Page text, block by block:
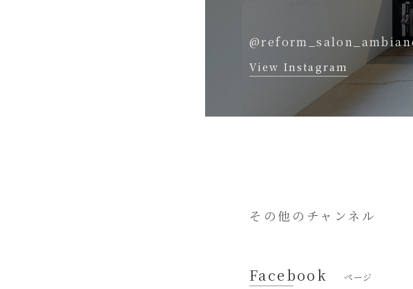
View Instagram
その他のチャンネル
Facebook ページ